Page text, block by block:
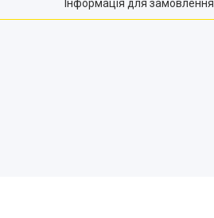
Інформація для замовлення